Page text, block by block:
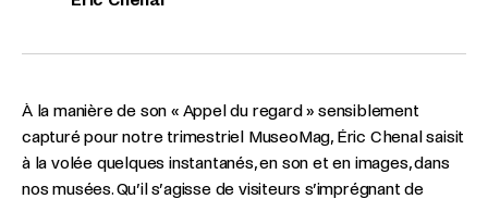
À la manière de son « Appel du regard » sensiblement
capturé pour notre trimestriel MuseoMag, Éric Chenal saisit
à la volée quelques instantanés, en son et en images, dans
nos musées. Qu’il s’agisse de visiteurs s’imprégnant de